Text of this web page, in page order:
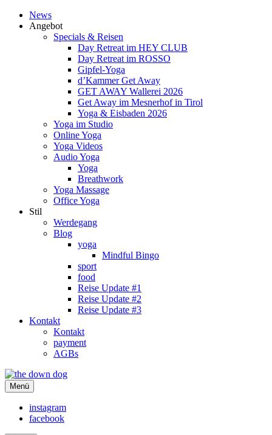
News
Angebot
Specials & Reisen
Day Retreat im HEY CLUB
Day Retreat im ROSSO
Gipfel-Yoga
d’Kammer Get Away
GET AWAY Wallerei 2026
Get Away im Mesnerhof in Tirol
Yoga & Eisbaden 2026
Yoga im Studio
Online Yoga
Yoga Videos
Audio Yoga
Yoga
Breathwork
Yoga Massage
Office Yoga
Stil
Werdegang
Blog
yoga
Mindful Bingo
sport
food
Reise Update #1
Reise Update #2
Reise Update #3
Kontakt
Kontakt
payment
AGBs
the down dog
Christina Ilchman
Menü
instagram
facebook